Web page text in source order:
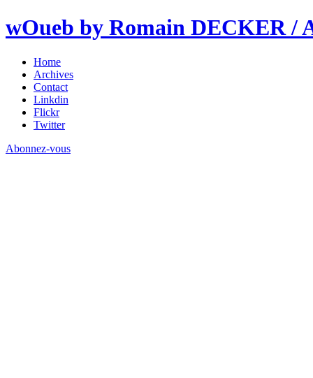
wOueb by Romain DECKER /
Home
Archives
Contact
Linkdin
Flickr
Twitter
Abonnez-vous